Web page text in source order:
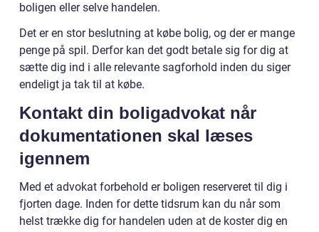
boligen eller selve handelen.
Det er en stor beslutning at købe bolig, og der er mange
penge på spil. Derfor kan det godt betale sig for dig at
sætte dig ind i alle relevante sagforhold inden du siger
endeligt ja tak til at købe.
Kontakt din boligadvokat når
dokumentationen skal læses
igennem
Med et advokat forbehold er boligen reserveret til dig i
fjorten dage. Inden for dette tidsrum kan du når som
helst trække dig for handelen uden at de koster dig en